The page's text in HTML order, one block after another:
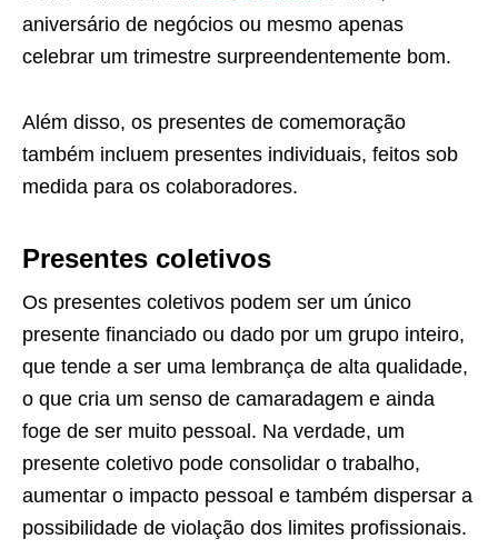
aniversário de negócios ou mesmo apenas
celebrar um trimestre surpreendentemente bom.
Além disso, os presentes de comemoração
também incluem presentes individuais, feitos sob
medida para os colaboradores.
Presentes coletivos
Os presentes coletivos podem ser um único
presente financiado ou dado por um grupo inteiro,
que tende a ser uma lembrança de alta qualidade,
o que cria um senso de camaradagem e ainda
foge de ser muito pessoal. Na verdade, um
presente coletivo pode consolidar o trabalho,
aumentar o impacto pessoal e também dispersar a
possibilidade de violação dos limites profissionais.